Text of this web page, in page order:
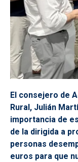
El consejero de
Rural, Julián
importancia de
de la dirigida a
personas
euros para que